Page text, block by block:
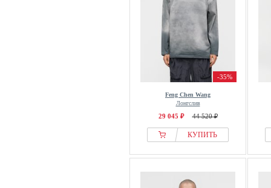
-35%
Feng Chen Wang
Лонгслив
29 045 ₽ 44 520 ₽
КУПИТЬ